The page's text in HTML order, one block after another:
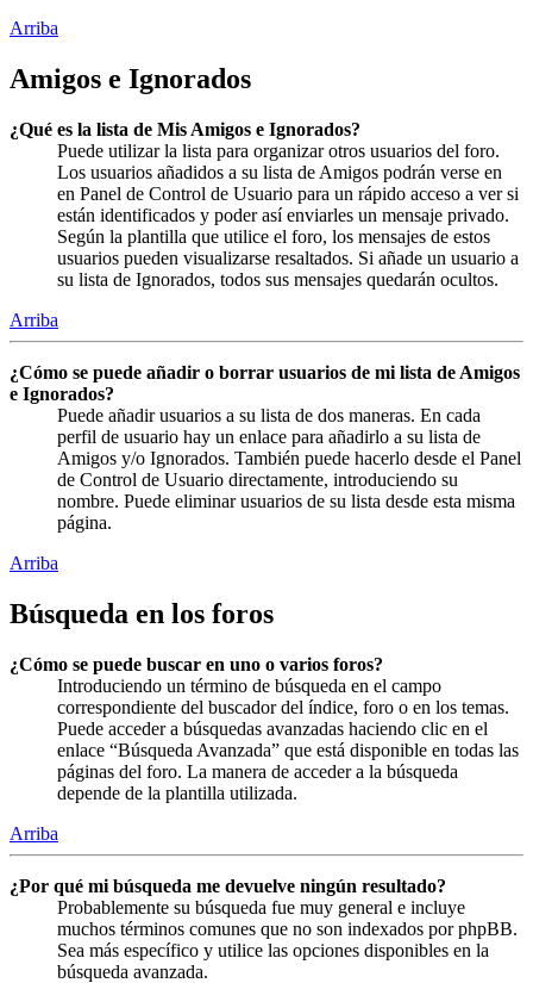
Arriba
Amigos e Ignorados
¿Qué es la lista de Mis Amigos e Ignorados?
Puede utilizar la lista para organizar otros usuarios del foro.
Los usuarios añadidos a su lista de Amigos podrán verse en
en Panel de Control de Usuario para un rápido acceso a ver si
están identificados y poder así enviarles un mensaje privado.
Según la plantilla que utilice el foro, los mensajes de estos
usuarios pueden visualizarse resaltados. Si añade un usuario a
su lista de Ignorados, todos sus mensajes quedarán ocultos.
Arriba
¿Cómo se puede añadir o borrar usuarios de mi lista de Amigos
e Ignorados?
Puede añadir usuarios a su lista de dos maneras. En cada
perfil de usuario hay un enlace para añadirlo a su lista de
Amigos y/o Ignorados. También puede hacerlo desde el Panel
de Control de Usuario directamente, introduciendo su
nombre. Puede eliminar usuarios de su lista desde esta misma
página.
Arriba
Búsqueda en los foros
¿Cómo se puede buscar en uno o varios foros?
Introduciendo un término de búsqueda en el campo
correspondiente del buscador del índice, foro o en los temas.
Puede acceder a búsquedas avanzadas haciendo clic en el
enlace “Búsqueda Avanzada” que está disponible en todas las
páginas del foro. La manera de acceder a la búsqueda
depende de la plantilla utilizada.
Arriba
¿Por qué mi búsqueda me devuelve ningún resultado?
Probablemente su búsqueda fue muy general e incluye
muchos términos comunes que no son indexados por phpBB.
Sea más específico y utilice las opciones disponibles en la
búsqueda avanzada.